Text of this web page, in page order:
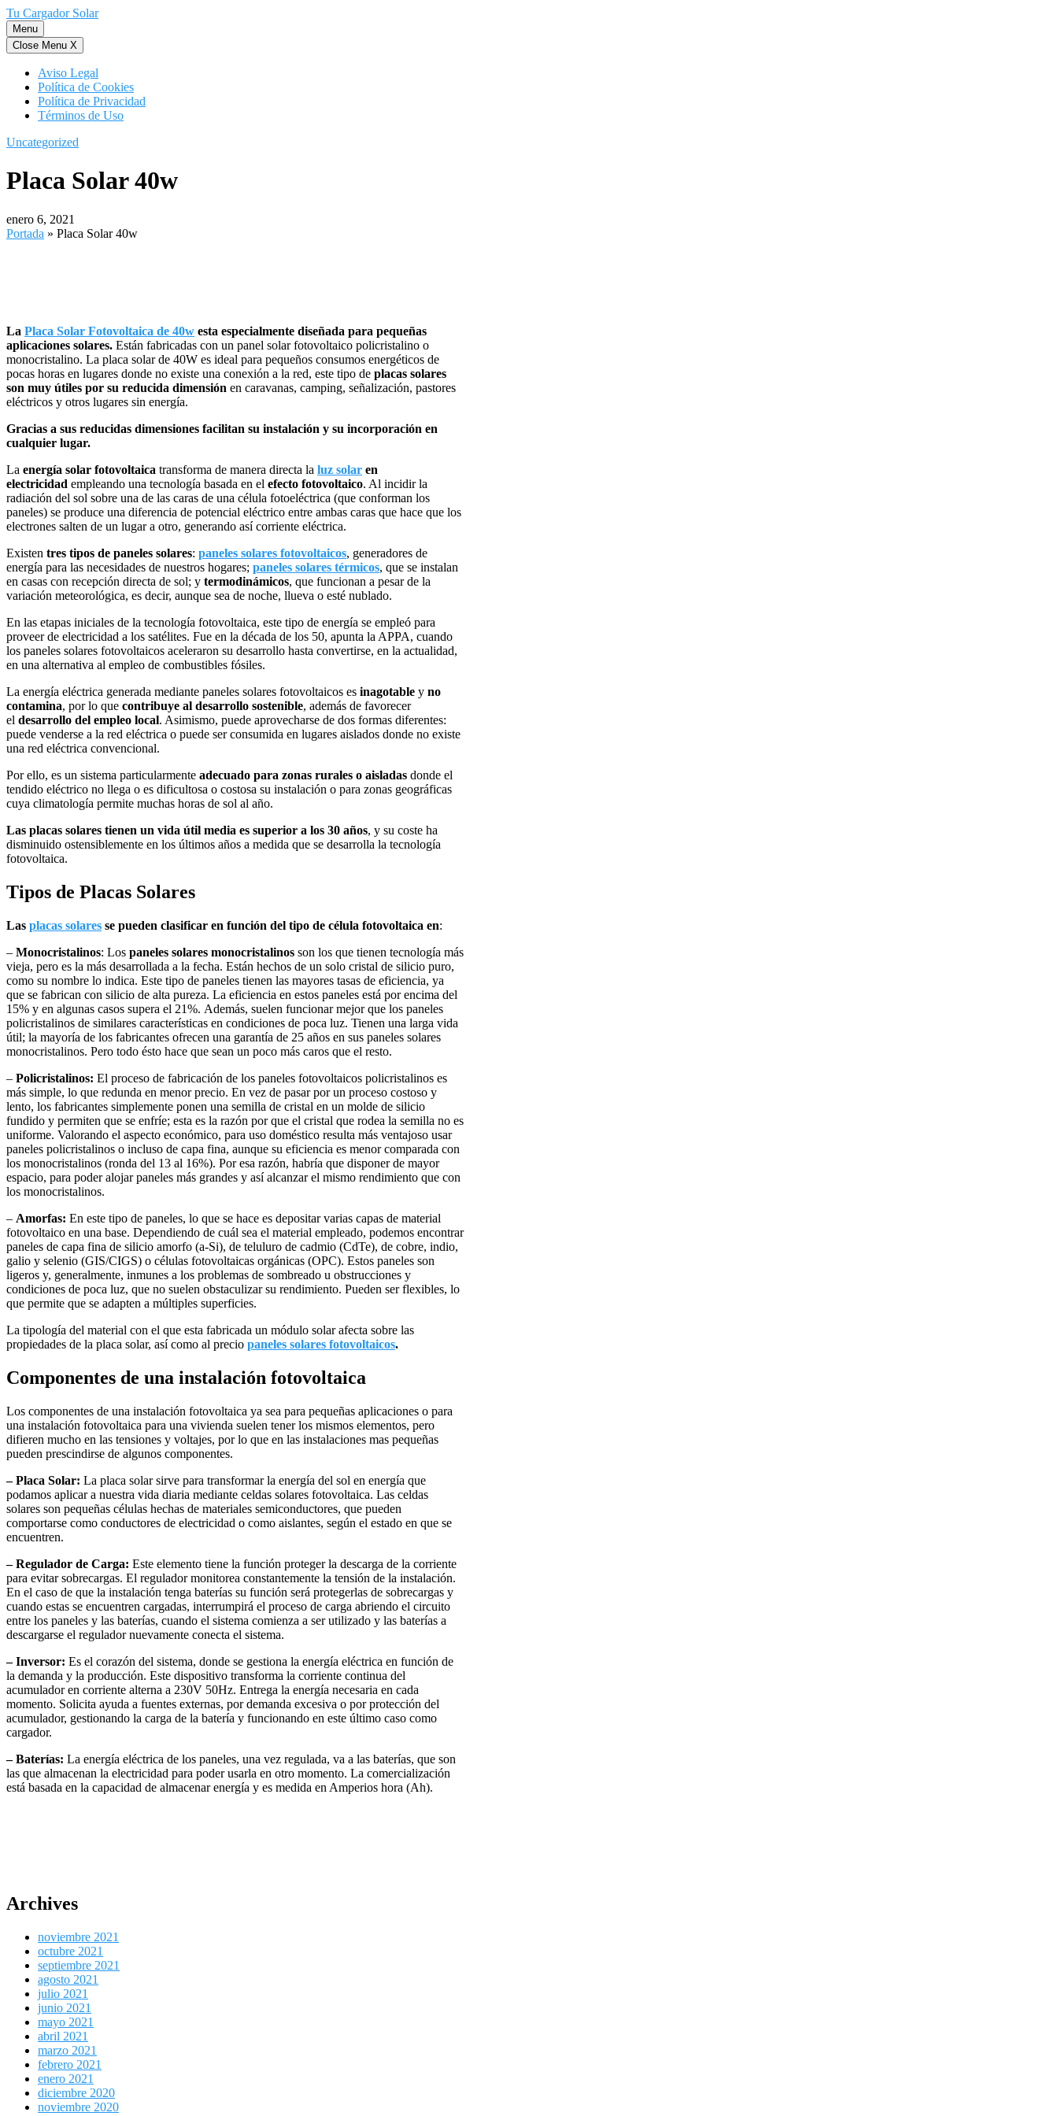
Saltar
al
contenido
Tu Cargador Solar
Menu
Close Menu X
Aviso Legal
Política de Cookies
Política de Privacidad
Términos de Uso
Uncategorized
Placa Solar 40w
enero 6, 2021
Portada » Placa Solar 40w
La Placa Solar Fotovoltaica de 40w esta especialmente diseñada para pequeñas
aplicaciones solares. Están fabricadas con un panel solar fotovoltaico policristalino o
monocristalino. La placa solar de 40W es ideal para pequeños consumos energéticos de
pocas horas en lugares donde no existe una conexión a la red, este tipo de placas solares
son muy útiles por su reducida dimensión en caravanas, camping, señalización, pastores
eléctricos y otros lugares sin energía.
Gracias a sus reducidas dimensiones facilitan su instalación y su incorporación en
cualquier lugar.
La energía solar fotovoltaica transforma de manera directa la luz solar en
electricidad empleando una tecnología basada en el efecto fotovoltaico. Al incidir la
radiación del sol sobre una de las caras de una célula fotoeléctrica (que conforman los
paneles) se produce una diferencia de potencial eléctrico entre ambas caras que hace que los
electrones salten de un lugar a otro, generando así corriente eléctrica.
Existen tres tipos de paneles solares: paneles solares fotovoltaicos, generadores de
energía para las necesidades de nuestros hogares; paneles solares térmicos, que se instalan
en casas con recepción directa de sol; y termodinámicos, que funcionan a pesar de la
variación meteorológica, es decir, aunque sea de noche, llueva o esté nublado.
En las etapas iniciales de la tecnología fotovoltaica, este tipo de energía se empleó para
proveer de electricidad a los satélites. Fue en la década de los 50, apunta la APPA, cuando
los paneles solares fotovoltaicos aceleraron su desarrollo hasta convertirse, en la actualidad,
en una alternativa al empleo de combustibles fósiles.
La energía eléctrica generada mediante paneles solares fotovoltaicos es inagotable y no
contamina, por lo que contribuye al desarrollo sostenible, además de favorecer
el desarrollo del empleo local. Asimismo, puede aprovecharse de dos formas diferentes:
puede venderse a la red eléctrica o puede ser consumida en lugares aislados donde no existe
una red eléctrica convencional.
Por ello, es un sistema particularmente adecuado para zonas rurales o aisladas donde el
tendido eléctrico no llega o es dificultosa o costosa su instalación o para zonas geográficas
cuya climatología permite muchas horas de sol al año.
Las placas solares tienen un vida útil media es superior a los 30 años, y su coste ha
disminuido ostensiblemente en los últimos años a medida que se desarrolla la tecnología
fotovoltaica.
Tipos de Placas Solares
Las placas solares se pueden clasificar en función del tipo de célula fotovoltaica en:
– Monocristalinos: Los paneles solares monocristalinos son los que tienen tecnología más
vieja, pero es la más desarrollada a la fecha. Están hechos de un solo cristal de silicio puro,
como su nombre lo indica. Este tipo de paneles tienen las mayores tasas de eficiencia, ya
que se fabrican con silicio de alta pureza. La eficiencia en estos paneles está por encima del
15% y en algunas casos supera el 21%. Además, suelen funcionar mejor que los paneles
policristalinos de similares características en condiciones de poca luz. Tienen una larga vida
útil; la mayoría de los fabricantes ofrecen una garantía de 25 años en sus paneles solares
monocristalinos. Pero todo ésto hace que sean un poco más caros que el resto.
– Policristalinos: El proceso de fabricación de los paneles fotovoltaicos policristalinos es
más simple, lo que redunda en menor precio. En vez de pasar por un proceso costoso y
lento, los fabricantes simplemente ponen una semilla de cristal en un molde de silicio
fundido y permiten que se enfríe; esta es la razón por que el cristal que rodea la semilla no es
uniforme. Valorando el aspecto económico, para uso doméstico resulta más ventajoso usar
paneles policristalinos o incluso de capa fina, aunque su eficiencia es menor comparada con
los monocristalinos (ronda del 13 al 16%). Por esa razón, habría que disponer de mayor
espacio, para poder alojar paneles más grandes y así alcanzar el mismo rendimiento que con
los monocristalinos.
– Amorfas: En este tipo de paneles, lo que se hace es depositar varias capas de material
fotovoltaico en una base. Dependiendo de cuál sea el material empleado, podemos encontrar
paneles de capa fina de silicio amorfo (a-Si), de teluluro de cadmio (CdTe), de cobre, indio,
galio y selenio (GIS/CIGS) o células fotovoltaicas orgánicas (OPC). Estos paneles son
ligeros y, generalmente, inmunes a los problemas de sombreado u obstrucciones y
condiciones de poca luz, que no suelen obstaculizar su rendimiento. Pueden ser flexibles, lo
que permite que se adapten a múltiples superficies.
La tipología del material con el que esta fabricada un módulo solar afecta sobre las
propiedades de la placa solar, así como al precio paneles solares fotovoltaicos.
Componentes de una instalación fotovoltaica
Los componentes de una instalación fotovoltaica ya sea para pequeñas aplicaciones o para
una instalación fotovoltaica para una vivienda suelen tener los mismos elementos, pero
difieren mucho en las tensiones y voltajes, por lo que en las instalaciones mas pequeñas
pueden prescindirse de algunos componentes.
– Placa Solar: La placa solar sirve para transformar la energía del sol en energía que
podamos aplicar a nuestra vida diaria mediante celdas solares fotovoltaica. Las celdas
solares son pequeñas células hechas de materiales semiconductores, que pueden
comportarse como conductores de electricidad o como aislantes, según el estado en que se
encuentren.
– Regulador de Carga: Este elemento tiene la función proteger la descarga de la corriente
para evitar sobrecargas. El regulador monitorea constantemente la tensión de la instalación.
En el caso de que la instalación tenga baterías su función será protegerlas de sobrecargas y
cuando estas se encuentren cargadas, interrumpirá el proceso de carga abriendo el circuito
entre los paneles y las baterías, cuando el sistema comienza a ser utilizado y las baterías a
descargarse el regulador nuevamente conecta el sistema.
– Inversor: Es el corazón del sistema, donde se gestiona la energía eléctrica en función de
la demanda y la producción. Este dispositivo transforma la corriente continua del
acumulador en corriente alterna a 230V 50Hz. Entrega la energía necesaria en cada
momento. Solicita ayuda a fuentes externas, por demanda excesiva o por protección del
acumulador, gestionando la carga de la batería y funcionando en este último caso como
cargador.
– Baterías: La energía eléctrica de los paneles, una vez regulada, va a las baterías, que son
las que almacenan la electricidad para poder usarla en otro momento. La comercialización
está basada en la capacidad de almacenar energía y es medida en Amperios hora (Ah).
Archives
noviembre 2021
octubre 2021
septiembre 2021
agosto 2021
julio 2021
junio 2021
mayo 2021
abril 2021
marzo 2021
febrero 2021
enero 2021
diciembre 2020
noviembre 2020